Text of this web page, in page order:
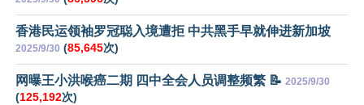
香港民运领袖罗冠聪入境遭拒 中共黑手早就伸进新加坡
2025/9/30 (85,645次)
网曝王小洪喉癌二期 四中全会人员调整频繁 📝 2025/9/30
(125,192次)